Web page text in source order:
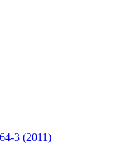
3 (2011)